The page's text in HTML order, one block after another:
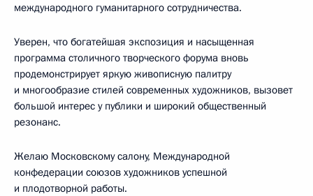
международного гуманитарного сотрудничества.
Уверен, что богатейшая экспозиция и насыщенная
программа столичного творческого форума вновь
продемонстрирует яркую живописную палитру
и многообразие стилей современных художников, вызовет
большой интерес у публики и широкий общественный
резонанс.
Желаю Московскому салону, Международной
конфедерации союзов художников успешной
и плодотворной работы.